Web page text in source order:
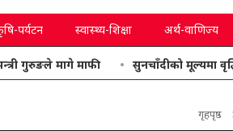
पर्यटन स्वास्थ्य-शिक्षा अर्थ-वाणिज्य
मागे माफी सुनचाँदीको मूल्यमा वृद्धि
गृहपृष्ठ